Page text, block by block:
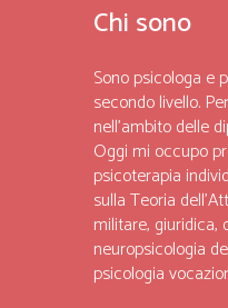
Chi sono
Sono psicologa e
secondo livello.
nell’ambito delle
Oggi mi occupo
psicoterapia
sulla Teoria
militare, giuridica,
neuropsicologia
psicologia